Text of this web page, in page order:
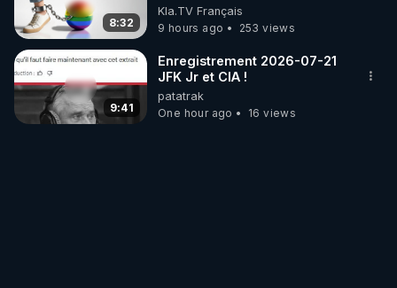
8:32
Kla.TV Français
9 hours ago
253 views
9:41
Enregistrement 2026-07-21
JFK Jr et CIA !
patatrak
One hour ago
16 views